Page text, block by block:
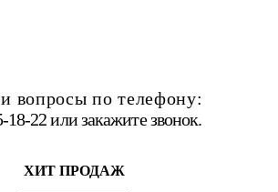
вопросы по телефону:
18-22 илизакажите звонок.
ХИТ ПРОДАЖ